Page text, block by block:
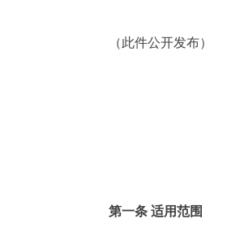
（此件公开发布）
第一条 适用范围